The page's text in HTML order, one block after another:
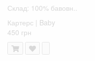
Склад: 100% бавовн..
Картерс | Baby
450 грн